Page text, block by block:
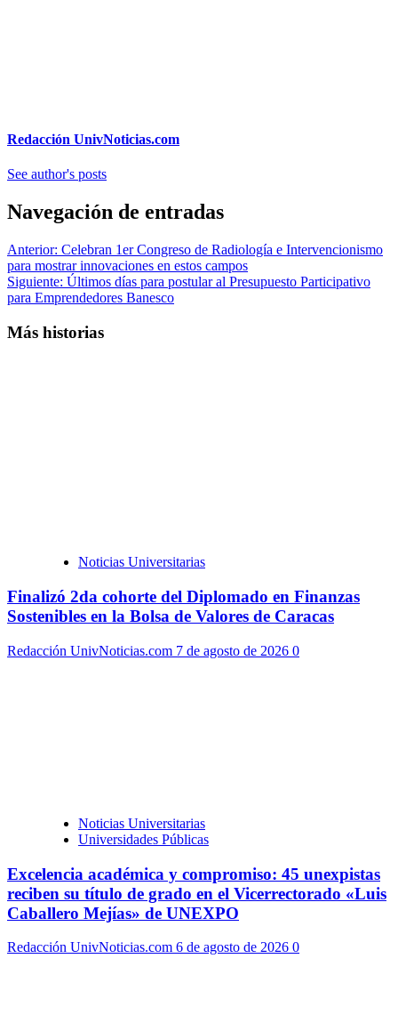
Redacción UnivNoticias.com
See author's posts
Navegación de entradas
Anterior: Celebran 1er Congreso de Radiología e Intervencionismo
para mostrar innovaciones en estos campos
Siguiente: Últimos días para postular al Presupuesto Participativo
para Emprendedores Banesco
Más historias
Noticias Universitarias
Finalizó 2da cohorte del Diplomado en Finanzas
Sostenibles en la Bolsa de Valores de Caracas
Redacción UnivNoticias.com 7 de agosto de 2026 0
Noticias Universitarias
Universidades Públicas
Excelencia académica y compromiso: 45 unexpistas
reciben su título de grado en el Vicerrectorado «Luis
Caballero Mejías» de UNEXPO
Redacción UnivNoticias.com 6 de agosto de 2026 0